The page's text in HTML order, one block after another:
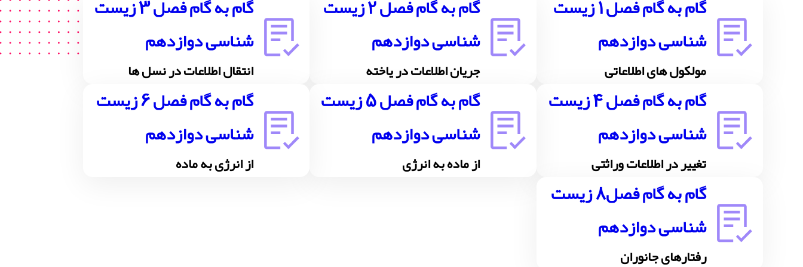
گام به گام فصل 1 زیست
شناسی دوازدهم
مولکول های اطلاعاتی
گام به گام فصل 2 زیست
شناسی دوازدهم
جریان اطلاعات در یاخته
گام به گام فصل 3 زیست
شناسی دوازدهم
انتقال اطلاعات در نسل ها
گام به گام فصل 4 زیست
شناسی دوازدهم
تغییر در اطلاعات وراثتی
گام به گام فصل 5 زیست
شناسی دوازدهم
از ماده به انرژی
گام به گام فصل 6 زیست
شناسی دوازدهم
از انرژی به ماده
گام به گام فصل8 زیست
شناسی دوازدهم
رفتارهای جانوران